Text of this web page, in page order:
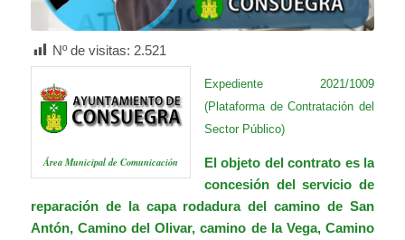
Nº de visitas: 2.521
Área Municipal de Comunicación
Expediente 2021/1009
(Plataforma de Contratación del
Sector Público)
El objeto del contrato es la
concesión del servicio de
reparación de la capa rodadura del camino de San
Antón, Camino del Olivar, camino de la Vega, Camino